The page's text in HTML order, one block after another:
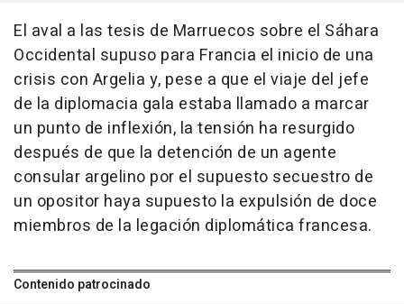
El aval a las tesis de Marruecos sobre el Sáhara
Occidental supuso para Francia el inicio de una
crisis con Argelia y, pese a que el viaje del jefe
de la diplomacia gala estaba llamado a marcar
un punto de inflexión, la tensión ha resurgido
después de que la detención de un agente
consular argelino por el supuesto secuestro de
un opositor haya supuesto la expulsión de doce
miembros de la legación diplomática francesa.
Contenido patrocinado